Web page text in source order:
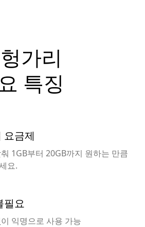
가리
특징
요금제
1GB부터 20GB까지 원하는 만큼
요.
필요
익명으로 사용 가능